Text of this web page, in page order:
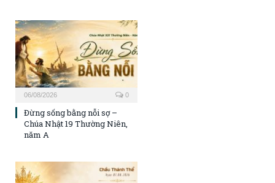
06/08/2026 0
Đừng sống bằng nỗi sợ –
Chúa Nhật 19 Thường Niên,
năm A